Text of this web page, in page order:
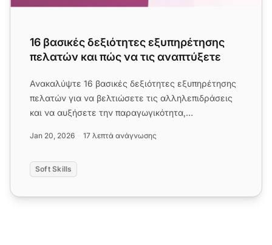
16 βασικές δεξιότητες εξυπηρέτησης
πελατών και πώς να τις αναπτύξετε
Ανακαλύψτε 16 βασικές δεξιότητες εξυπηρέτησης
πελατών για να βελτιώσετε τις αλληλεπιδράσεις
και να αυξήσετε την παραγωγικότητα,
Jan 20, 2026 17 λεπτά ανάγνωσης
Soft Skills